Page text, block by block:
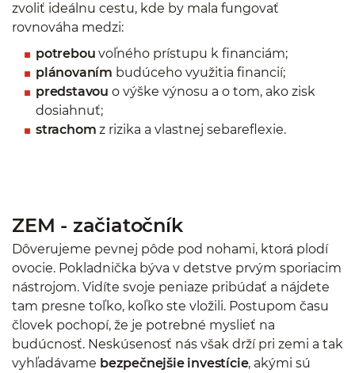
zvoliť ideálnu cestu, kde by mala fungovať
rovnováha medzi:
potrebouvoľného prístupu k financiám;
plánovaním budúceho využitia financií;
predstavou o výške výnosu a o tom, ako zisk
dosiahnuť;
strachomz rizika a vlastnej sebareflexie.
ZEM - začiatočník
Dôverujeme pevnej pôde pod nohami, ktorá plodí
ovocie. Pokladnička býva v detstve prvým sporiacim
nástrojom. Vidíte svoje peniaze pribúdať a nájdete
tam presne toľko, koľko ste vložili. Postupom času
človek pochopí, že je potrebné myslieť na
budúcnosť. Neskúsenosť nás však drží pri zemi a tak
vyhľadávame bezpečnejšie investície, akými sú